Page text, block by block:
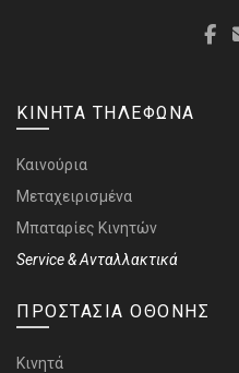
ΚΙΝΗΤΑ ΤΗΛΕΦΩΝΑ
Καινούρια
Μεταχειρισμένα
Μπαταρίες Κινητών
Service & Ανταλλακτικά
ΠΡΟΣΤΑΣΙΑ ΟΘΟΝΗΣ
Κινητά